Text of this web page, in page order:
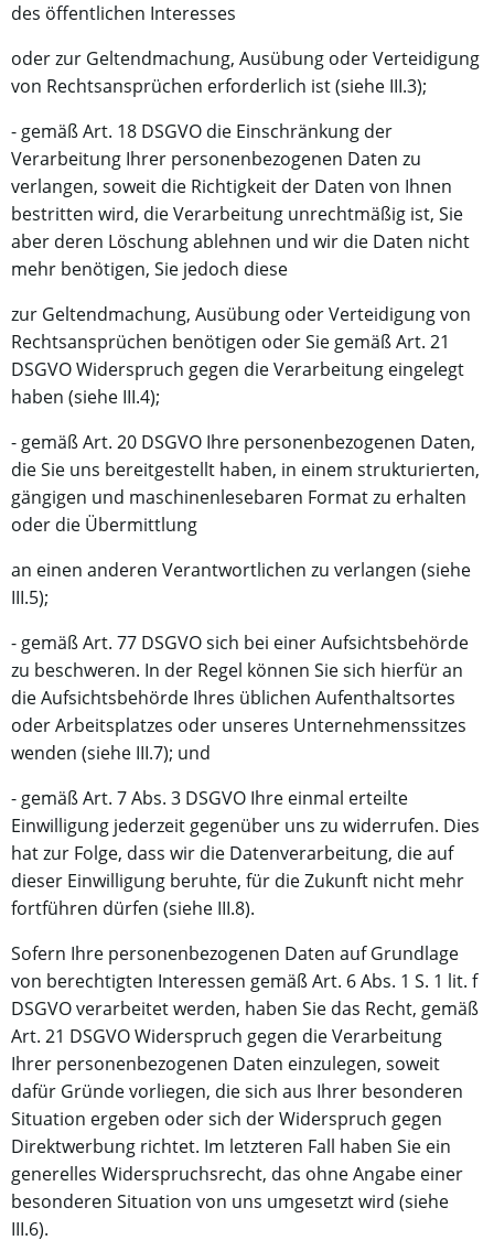
des öffentlichen Interesses
oder zur Geltendmachung, Ausübung oder Verteidigung
von Rechtsansprüchen erforderlich ist (siehe III.3);
- gemäß Art. 18 DSGVO die Einschränkung der
Verarbeitung Ihrer personenbezogenen Daten zu
verlangen, soweit die Richtigkeit der Daten von Ihnen
bestritten wird, die Verarbeitung unrechtmäßig ist, Sie
aber deren Löschung ablehnen und wir die Daten nicht
mehr benötigen, Sie jedoch diese
zur Geltendmachung, Ausübung oder Verteidigung von
Rechtsansprüchen benötigen oder Sie gemäß Art. 21
DSGVO Widerspruch gegen die Verarbeitung eingelegt
haben (siehe III.4);
- gemäß Art. 20 DSGVO Ihre personenbezogenen Daten,
die Sie uns bereitgestellt haben, in einem strukturierten,
gängigen und maschinenlesebaren Format zu erhalten
oder die Übermittlung
an einen anderen Verantwortlichen zu verlangen (siehe
III.5);
- gemäß Art. 77 DSGVO sich bei einer Aufsichtsbehörde
zu beschweren. In der Regel können Sie sich hierfür an
die Aufsichtsbehörde Ihres üblichen Aufenthaltsortes
oder Arbeitsplatzes oder unseres Unternehmenssitzes
wenden (siehe III.7); und
- gemäß Art. 7 Abs. 3 DSGVO Ihre einmal erteilte
Einwilligung jederzeit gegenüber uns zu widerrufen. Dies
hat zur Folge, dass wir die Datenverarbeitung, die auf
dieser Einwilligung beruhte, für die Zukunft nicht mehr
fortführen dürfen (siehe III.8).
Sofern Ihre personenbezogenen Daten auf Grundlage
von berechtigten Interessen gemäß Art. 6 Abs. 1 S. 1 lit. f
DSGVO verarbeitet werden, haben Sie das Recht, gemäß
Art. 21 DSGVO Widerspruch gegen die Verarbeitung
Ihrer personenbezogenen Daten einzulegen, soweit
dafür Gründe vorliegen, die sich aus Ihrer besonderen
Situation ergeben oder sich der Widerspruch gegen
Direktwerbung richtet. Im letzteren Fall haben Sie ein
generelles Widerspruchsrecht, das ohne Angabe einer
besonderen Situation von uns umgesetzt wird (siehe
III.6).